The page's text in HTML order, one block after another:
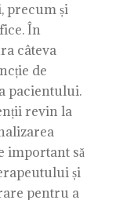
precum și
În
câteva
de
pacientului.
revin la
important să
și
pentru a